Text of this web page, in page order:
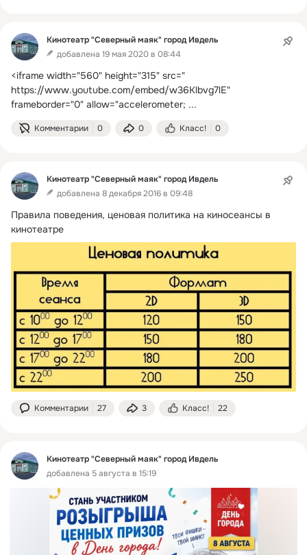
Кинотеатр "Северный маяк" город Ивдель
добавлена 19 мая 2020 в 08:44
<iframe width="560" height="315" src="
https://www.youtube.com/embed/w36Klbvg7lE"
frameborder="0" allow="accelerometer; ...
Комментарии 0 0 Класс! 0
Кинотеатр "Северный маяк" город Ивдель
добавлена 8 декабря 2016 в 09:48
Правила поведения, ценовая политика на киносеансы в
кинотеатре
Комментарии 27 3 Класс! 22
Кинотеатр "Северный маяк" город Ивдель
добавлена 5 августа в 15:19